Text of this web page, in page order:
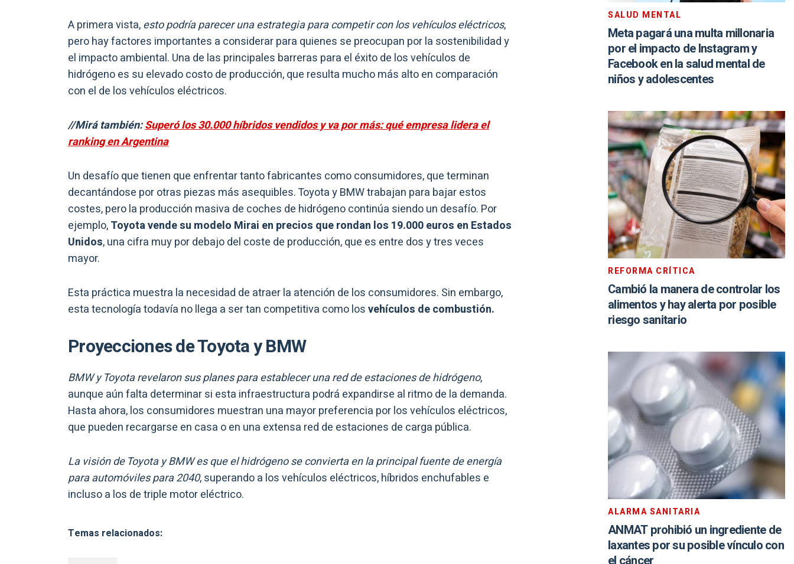
A primera vista,esto podría parecer una estrategia para competir con los vehículos eléctricos,
pero hay factores importantes a considerar para quienes se preocupan por la sostenibilidad y
el impacto ambiental. Una de las principales barreras para el éxito de los vehículos de
hidrógeno es su elevado costo de producción, que resulta mucho más alto en comparación
con el de los vehículos eléctricos.
//Mirá también:Superó los 30.000 híbridos vendidos y va por más: qué empresa lidera el
ranking en Argentina
Un desafío que tienen que enfrentar tanto fabricantes como consumidores, que terminan
decantándose por otras piezas más asequibles. Toyota y BMW trabajan para bajar estos
costes, pero la producción masiva de coches de hidrógeno continúa siendo un desafío. Por
ejemplo,Toyota vende su modelo Mirai en precios que rondan los 19.000 euros en Estados
Unidos, una cifra muy por debajo del coste de producción, que es entre dos y tres veces
mayor.
Esta práctica muestra la necesidad de atraer la atención de los consumidores. Sin embargo,
esta tecnología todavía no llega a ser tan competitiva como losvehículos de combustión.
Proyecciones de Toyota y BMW
BMW y Toyota revelaron sus planes para establecer una red de estaciones de hidrógeno,
aunque aún falta determinar si esta infraestructura podrá expandirse al ritmo de la demanda.
Hasta ahora, los consumidores muestran una mayor preferencia por los vehículos eléctricos,
que pueden recargarse en casa o en una extensa red de estaciones de carga pública.
La visión de Toyota y BMW es que el hidrógeno se convierta en la principal fuente de energía
para automóviles para 2040, superando a los vehículos eléctricos, híbridos enchufables e
incluso a los de triple motor eléctrico.
Temas relacionados:
SALUD MENTAL
Meta pagará una multa millonaria
por el impacto de Instagram y
Facebook en la salud mental de
niños y adolescentes
REFORMA CRÍTICA
Cambió la manera de controlar los
alimentos y hay alerta por posible
riesgo sanitario
ALARMA SANITARIA
ANMAT prohibió un ingrediente de
laxantes por su posible vínculo con